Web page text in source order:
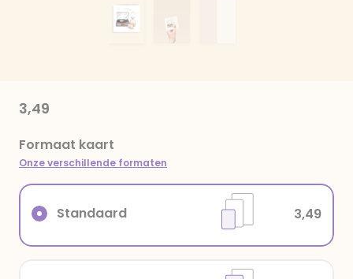
3,49
Formaat kaart
Onze verschillende formaten
Standaard 3,49